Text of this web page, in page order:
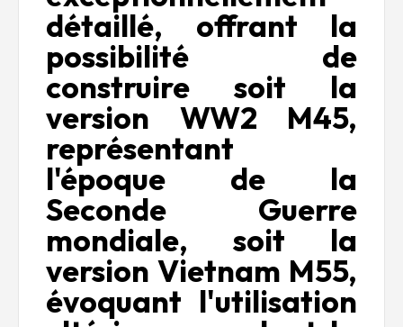
détaillé, offrant la
possibilité de
construire soit la
version WW2 M45,
représentant
l'époque de la
Seconde Guerre
mondiale, soit la
version Vietnam M55,
évoquant l'utilisation